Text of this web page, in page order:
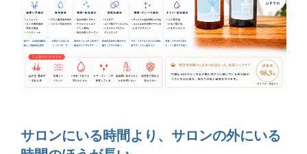
サロンにいる時間より、サロンの外にいる